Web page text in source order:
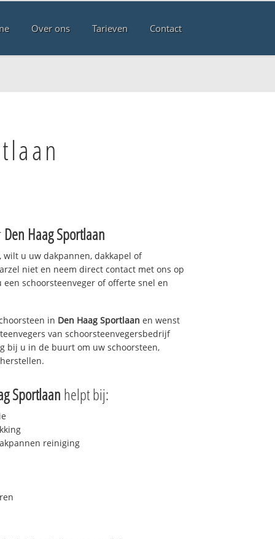
Over ons Tarieven Contact
Den Haag Sportlaan
u uw dakpannen, dakkapel of
niet en neem direct contact met ons op
een schoorsteenveger of offerte snel en
in Den Haag Sportlaan en wenst
van schoorsteenvegersbedrijf
bij u in de buurt om uw schoorsteen,
Sportlaan helpt bij:
reiniging